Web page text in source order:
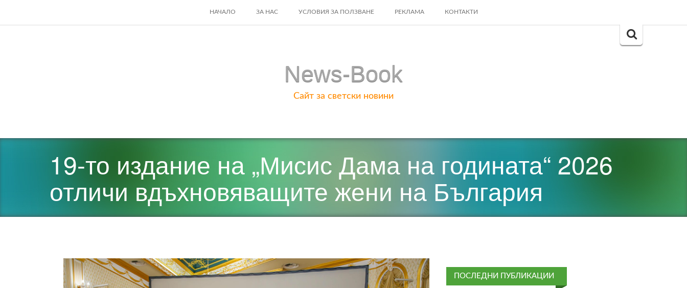
SKIP
НАЧАЛО ЗА НАС УСЛОВИЯ ЗА ПОЛЗВАНЕ РЕКЛАМА КОНТАКТИ
Search
News-Book
Сайт за светски новини
19-то издание на „Мисис Дама на годината“ 2026
отличи вдъхновяващите жени на България
ПОСЛЕДНИ ПУБЛИКАЦИИ